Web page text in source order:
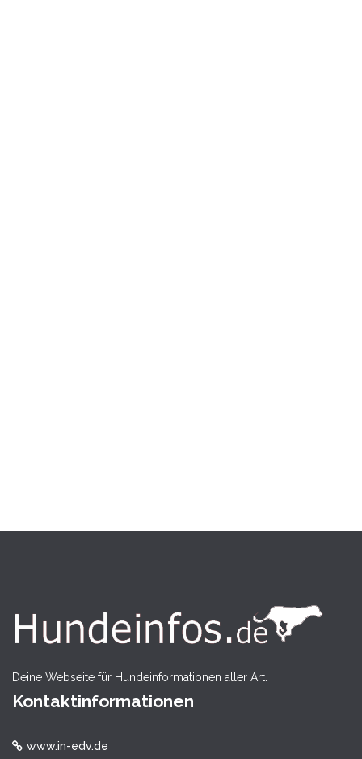
Deine Webseite für Hundeinformationen aller Art.
Kontaktinformationen
www.in-edv.de